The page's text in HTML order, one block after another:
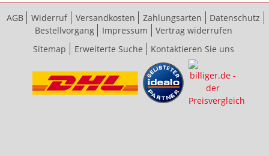
AGB Widerruf Versandkosten Zahlungsarten
Datenschutz
Bestellvorgang
Impressum
Vertrag widerrufen
Sitemap
Erweiterte Suche Kontaktieren Sie uns